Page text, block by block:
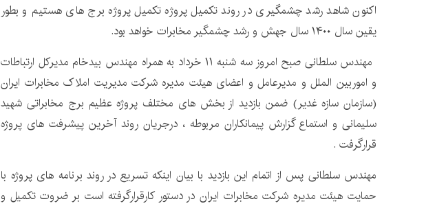
اکنون شاهد رشد چشمگیری در روند تکمیل پروژه تکمیل پروژه برج های هستیم و بطور
یقین سال ۱۴۰۰ سال جهش و رشد چشمگیر مخابرات خواهد بود.
مهندس سلطانی صبح امروز سه شنبه ۱۱ خرداد به همراه مهندس بیدخام مدیرکل ارتباطات
و اموربین الملل و مدیرعامل و اعضای هیئت مدیره شرکت مدیریت املاک مخابرات ایران
(سازمان سازه غدیر) ضمن بازدید از بخش های مختلف پروژه عظیم برج مخابراتی شهید
سلیمانی و استماع گزارش پیمانکاران مربوطه ، درجریان روند آخرین پیشرفت های پروژه
قرارگرفت .
مهندس سلطانی پس از اتمام این بازدید با بیان اینکه تسریع در روند برنامه های پروژه با
حمایت هیئت مدیره شرکت مخابرات ایران در دستور کارقرارگرفته است بر ضروت تکمیل و